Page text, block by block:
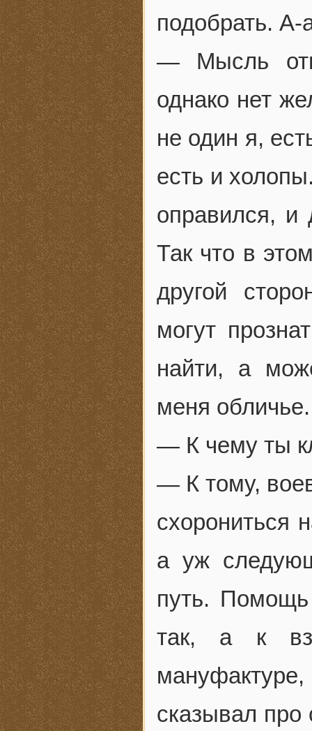
подобрать. А-
— Мысль
однако нет
не один я,
есть и
оправился, и
Так что в
другой
могут
найти, а
меня обличье.
— К чему ты
— К тому,
схорониться
а уж
путь.
так, а к
сказывал про